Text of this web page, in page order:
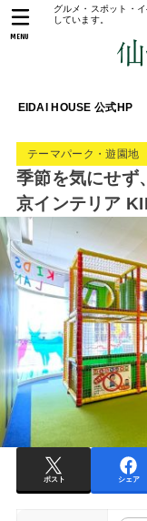
グルメ・スポット・
しています。
EIDAI HOUSE 公式HP
MENU
テーマパーク・遊園地
季節を気にせず
京インテリア
ポスト シェア